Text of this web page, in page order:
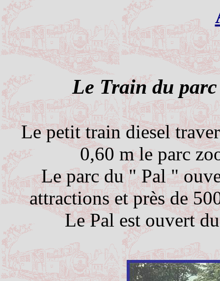
Le Train du
Le petit train diesel
0,60 m le parc
Le parc du " Pal "
attractions et près de
Le Pal est ouvert